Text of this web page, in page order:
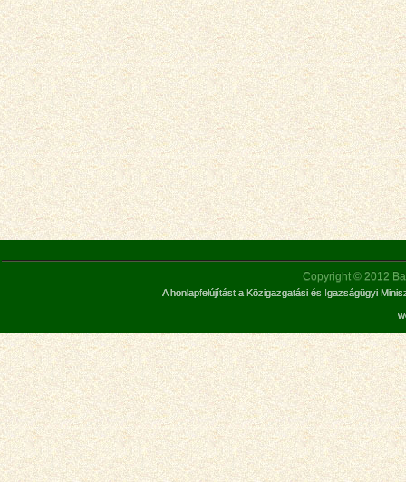
Copyright © 2012
A honlapfelújítást a Közigazgatási és Igazságügyi